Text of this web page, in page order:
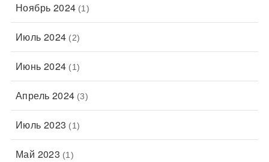
Ноябрь 2024 (1)
Июль 2024 (2)
Июнь 2024 (1)
Апрель 2024 (3)
Июль 2023 (1)
Май 2023 (1)